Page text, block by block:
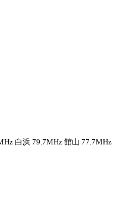
白浜 79.7MHz 館山 77.7MHz